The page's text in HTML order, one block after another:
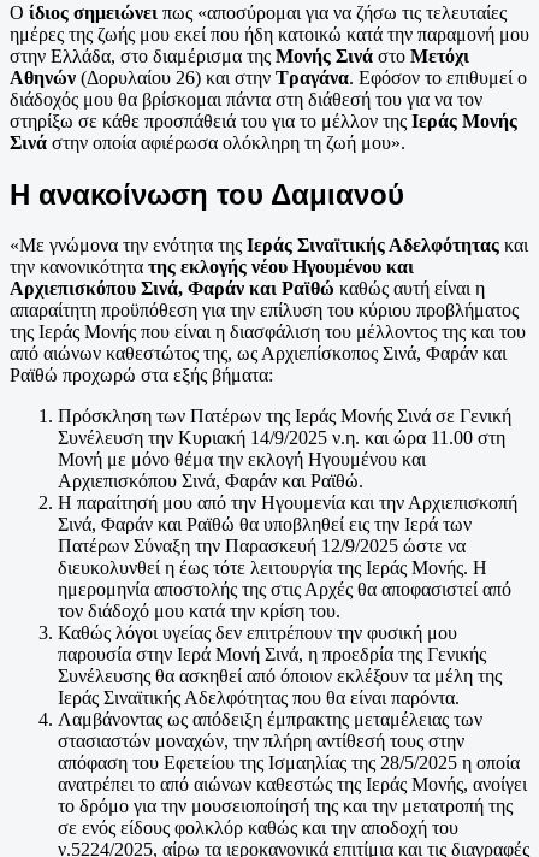
Ο ίδιος σημειώνει πως «αποσύρομαι για να ζήσω τις τελευταίες
ημέρες της ζωής μου εκεί που ήδη κατοικώ κατά την παραμονή μου
στην Ελλάδα, στο διαμέρισμα της Μονής Σινά στο Μετόχι
Αθηνών (Δορυλαίου 26) και στην Τραγάνα. Εφόσον το επιθυμεί ο
διάδοχός μου θα βρίσκομαι πάντα στη διάθεσή του για να τον
στηρίξω σε κάθε προσπάθειά του για το μέλλον της Ιεράς Μονής
Σινά στην οποία αφιέρωσα ολόκληρη τη ζωή μου».
Η ανακοίνωση του Δαμιανού
«Με γνώμονα την ενότητα της Ιεράς Σιναϊτικής Αδελφότητας και
την κανονικότητα της εκλογής νέου Ηγουμένου και
Αρχιεπισκόπου Σινά, Φαράν και Ραϊθώ καθώς αυτή είναι η
απαραίτητη προϋπόθεση για την επίλυση του κύριου προβλήματος
της Ιεράς Μονής που είναι η διασφάλιση του μέλλοντος της και του
από αιώνων καθεστώτος της, ως Αρχιεπίσκοπος Σινά, Φαράν και
Ραϊθώ προχωρώ στα εξής βήματα:
Πρόσκληση των Πατέρων της Ιεράς Μονής Σινά σε Γενική
Συνέλευση την Κυριακή 14/9/2025 ν.η. και ώρα 11.00 στη
Μονή με μόνο θέμα την εκλογή Ηγουμένου και
Αρχιεπισκόπου Σινά, Φαράν και Ραϊθώ.
Η παραίτησή μου από την Ηγουμενία και την Αρχιεπισκοπή
Σινά, Φαράν και Ραϊθώ θα υποβληθεί εις την Ιερά των
Πατέρων Σύναξη την Παρασκευή 12/9/2025 ώστε να
διευκολυνθεί η έως τότε λειτουργία της Ιεράς Μονής. Η
ημερομηνία αποστολής της στις Αρχές θα αποφασιστεί από
τον διάδοχό μου κατά την κρίση του.
Καθώς λόγοι υγείας δεν επιτρέπουν την φυσική μου
παρουσία στην Ιερά Μονή Σινά, η προεδρία της Γενικής
Συνέλευσης θα ασκηθεί από όποιον εκλέξουν τα μέλη της
Ιεράς Σιναϊτικής Αδελφότητας που θα είναι παρόντα.
Λαμβάνοντας ως απόδειξη έμπρακτης μεταμέλειας των
στασιαστών μοναχών, την πλήρη αντίθεσή τους στην
απόφαση του Εφετείου της Ισμαηλίας της 28/5/2025 η οποία
ανατρέπει το από αιώνων καθεστώς της Ιεράς Μονής, ανοίγει
το δρόμο για την μουσειοποίησή της και την μετατροπή της
σε ενός είδους φολκλόρ καθώς και την αποδοχή του
ν.5224/2025, αίρω τα ιεροκανονικά επιτίμια και τις διαγραφές